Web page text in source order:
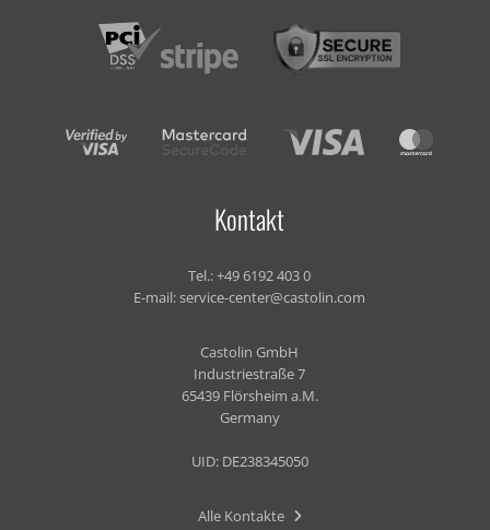
Kontakt
Tel.:+49 6192 403 0
E-mail:service-center@castolin.com
Castolin GmbH
Industriestraße 7
65439 Flörsheim a.M.
Germany
UID: DE238345050
Alle Kontakte